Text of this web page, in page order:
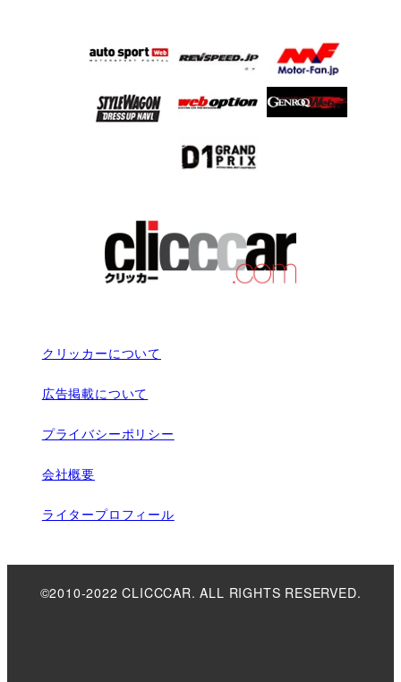
クリッカーについて
広告掲載について
プライバシーポリシー
会社概要
ライタープロフィール
©2010-2022 CLICCCAR. ALL RIGHTS RESERVED.